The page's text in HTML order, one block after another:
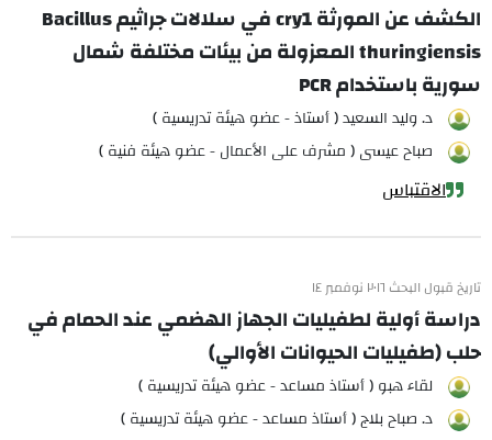
الكشف عن المورثة cry1 في سلالات جراثيم Bacillus
thuringiensis المعزولة من بيئات مختلفة شمال
سورية باستخدام PCR
د. وليد السعيد ( أستاذ - عضو هيئة تدريسية )
صباح عيسى ( مشرف على الأعمال - عضو هيئة فنية )
الاقتباس
تاريخ قبول البحث ٢٠١٦ نوفمبر ١٤
دراسة أولية لطفيليات الجهاز الهضمي عند الحمام في
حلب (طفيليات الحيوانات الأوالي)
لقاء هبو ( أستاذ مساعد - عضو هيئة تدريسية )
د. صباح بلاج ( أستاذ مساعد - عضو هيئة تدريسية )